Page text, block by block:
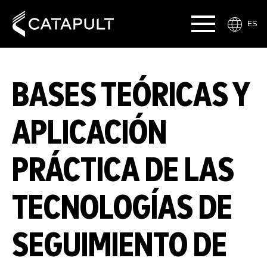
ES
BASES TEÓRICAS Y
APLICACIÓN
PRÁCTICA DE LAS
TECNOLOGÍAS DE
SEGUIMIENTO DE